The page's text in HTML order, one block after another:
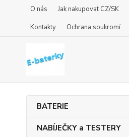
O nás Jak nakupovat CZ/SK
Kontakty
Ochrana soukromí
BATERIE
NABÍJEČKY a TESTERY